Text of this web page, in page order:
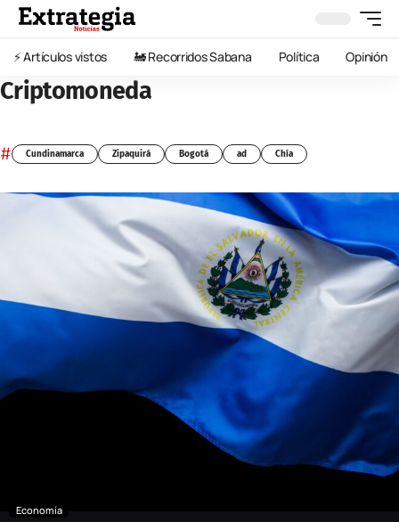
⚡️ Artículos vistos 🚂 Recorridos Sabana Política Opinión
Criptomoneda
# Cundinamarca Zipaquirá Bogotá ad Chía
Economía